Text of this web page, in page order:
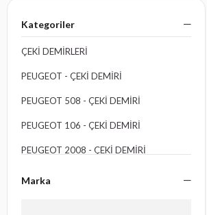
Kategoriler
ÇEKİ DEMİRLERİ
PEUGEOT - ÇEKI DEMIRI
PEUGEOT 508 - ÇEKI DEMIRI
PEUGEOT 106 - ÇEKI DEMIRI
PEUGEOT 2008 - ÇEKI DEMIRI
Marka